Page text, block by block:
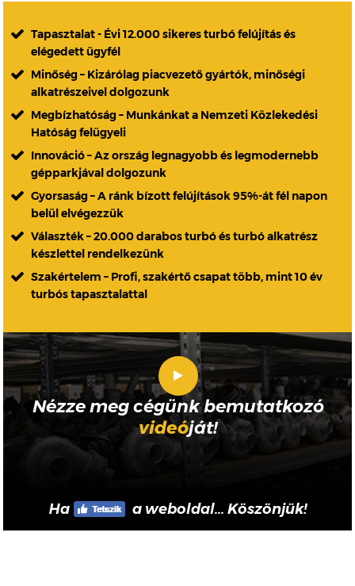
Tapasztalat - Évi 12.000 sikeres turbó felújítás és
elégedett ügyfél
Minőség – Kizárólag piacvezető gyártók, minőségi
alkatrészeivel dolgozunk
Megbízhatóság – Munkánkat a Nemzeti Közlekedési
Hatóság felügyeli
Innováció – Az ország legnagyobb és legmodernebb
gépparkjával dolgozunk
Gyorsaság – A ránk bízott felújítások 95%-át fél napon
belül elvégezzük
Választék – 20.000 darabos turbó és turbó alkatrész
készlettel rendelkezünk
Szakértelem – Profi, szakértő csapat több, mint 10 év
turbós tapasztalattal
Nézze meg cégünk bemutatkozó
videóját!
Ha a weboldal... Köszönjük!